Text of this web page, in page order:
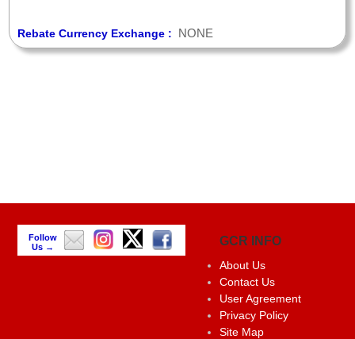
Rebate Currency Exchange : NONE
Follow
Us →
GCR INFO
About Us
Contact Us
User Agreement
Privacy Policy
Site Map